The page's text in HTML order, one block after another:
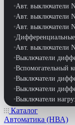
Авт. выключатели
Авт. выключатели
Авт. выключатели
Авт. выключатели
Выключатели
Вспомогательный
Выключатели
Выключатели
Выключатели
Выключатели
Выключатели-
Каталог
Автоматика (НВА)